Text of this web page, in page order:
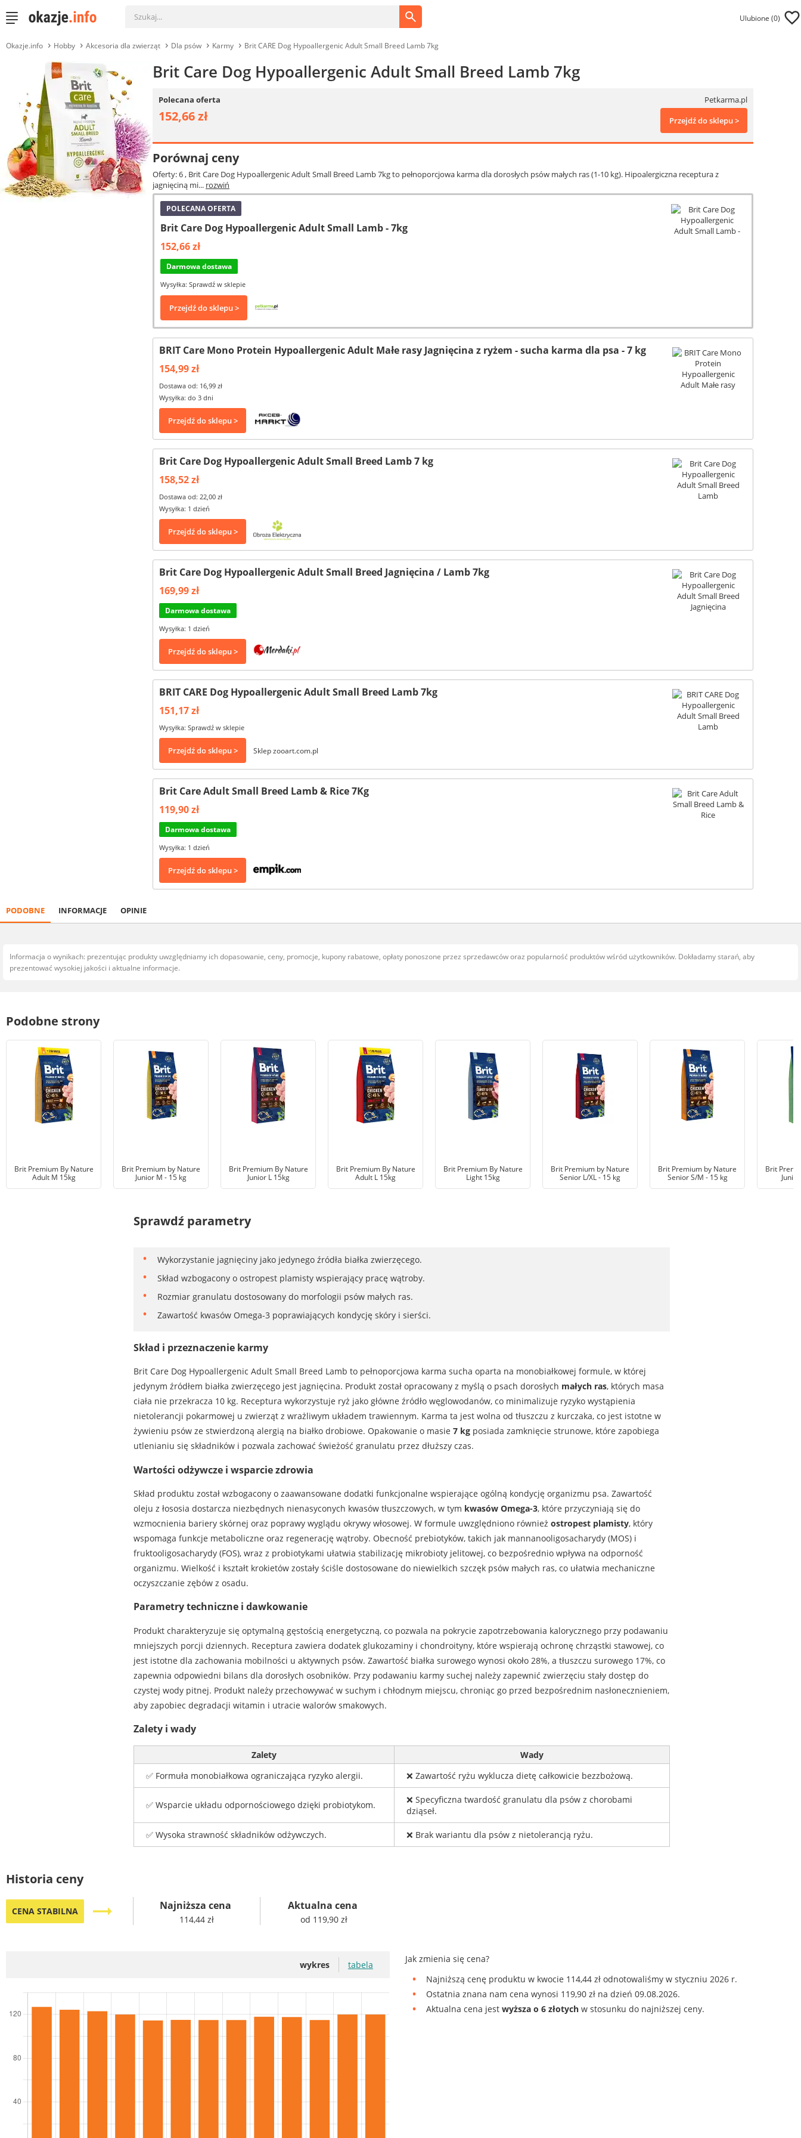
Ulubione (0)
Okazje.info Hobby Akcesoria dla zwierząt Dla psów Karmy Brit CARE Dog Hypoallergenic Adult Small Breed Lamb 7kg
Brit Care Dog Hypoallergenic Adult Small Breed Lamb 7kg
Polecana oferta Petkarma.pl
152,66 zł Przejdź do sklepu >
Porównaj ceny
Oferty: 6, Brit Care Dog Hypoallergenic Adult Small Breed Lamb 7kg to pełnoporcjowa karma dla dorosłych psów małych ras (1-10 kg). Hipoalergiczna receptura z
jagnięciną mi... rozwiń
POLECANA OFERTA
Brit Care Dog Hypoallergenic Adult Small Lamb - 7kg
152,66 zł
Darmowa dostawa
Wysyłka: Sprawdź w sklepie
Przejdź do sklepu >
BRIT Care Mono Protein Hypoallergenic Adult Małe rasy Jagnięcina z ryżem - sucha karma dla psa - 7 kg
154,99 zł
Dostawa od: 16,99 zł
Wysyłka: do 3 dni
Przejdź do sklepu >
Brit Care Dog Hypoallergenic Adult Small Breed Lamb 7 kg
158,52 zł
Dostawa od: 22,00 zł
Wysyłka: 1 dzień
Przejdź do sklepu >
Brit Care Dog Hypoallergenic Adult Small Breed Jagnięcina / Lamb 7kg
169,99 zł
Darmowa dostawa
Wysyłka: 1 dzień
Przejdź do sklepu >
BRIT CARE Dog Hypoallergenic Adult Small Breed Lamb 7kg
151,17 zł
Wysyłka: Sprawdź w sklepie
Przejdź do sklepu > Sklep zooart.com.pl
Brit Care Adult Small Breed Lamb & Rice 7Kg
119,90 zł
Darmowa dostawa
Wysyłka: 1 dzień
Przejdź do sklepu >
PODOBNE INFORMACJE OPINIE
Informacja o wynikach: prezentując produkty uwzględniamy ich dopasowanie, ceny, promocje, kupony rabatowe, opłaty ponoszone przez sprzedawców oraz popularność produktów wśród użytkowników. Dokładamy starań, aby
prezentować wysokiej jakości i aktualne informacje.
Podobne strony
Brit Premium By Nature
Adult M 15kg
Brit Premium by Nature
Junior M - 15 kg
Brit Premium By Nature
Junior L 15kg
Brit Premium By Nature
Adult L 15kg
Brit Premium By Nature
Light 15kg
Brit Premium by Nature
Senior L/XL - 15 kg
Brit Premium by Nature
Senior S/M - 15 kg
Brit
Sprawdź parametry
Wykorzystanie jagnięciny jako jedynego źródła białka zwierzęcego.
Skład wzbogacony o ostropest plamisty wspierający pracę wątroby.
Rozmiar granulatu dostosowany do morfologii psów małych ras.
Zawartość kwasów Omega-3 poprawiających kondycję skóry i sierści.
Skład i przeznaczenie karmy
Brit Care Dog Hypoallergenic Adult Small Breed Lamb to pełnoporcjowa karma sucha oparta na monobiałkowej formule, w której
jedynym źródłem białka zwierzęcego jest jagnięcina. Produkt został opracowany z myślą o psach dorosłych małych ras, których masa
ciała nie przekracza 10 kg. Receptura wykorzystuje ryż jako główne źródło węglowodanów, co minimalizuje ryzyko wystąpienia
nietolerancji pokarmowej u zwierząt z wrażliwym układem trawiennym. Karma ta jest wolna od tłuszczu z kurczaka, co jest istotne w
żywieniu psów ze stwierdzoną alergią na białko drobiowe. Opakowanie o masie 7 kgposiada zamknięcie strunowe, które zapobiega
utlenianiu się składników i pozwala zachować świeżość granulatu przez dłuższy czas.
Wartości odżywcze i wsparcie zdrowia
Skład produktu został wzbogacony o zaawansowane dodatki funkcjonalne wspierające ogólną kondycję organizmu psa. Zawartość
oleju z łososia dostarcza niezbędnych nienasyconych kwasów tłuszczowych, w tym kwasów Omega-3, które przyczyniają się do
wzmocnienia bariery skórnej oraz poprawy wyglądu okrywy włosowej. W formule uwzględniono również ostropest plamisty, który
wspomaga funkcje metaboliczne oraz regenerację wątroby. Obecność prebiotyków, takich jak mannanooligosacharydy (MOS) i
fruktooligosacharydy (FOS), wraz z probiotykami ułatwia stabilizację mikrobioty jelitowej, co bezpośrednio wpływa na odporność
organizmu. Wielkość i kształt krokietów zostały ściśle dostosowane do niewielkich szczęk psów małych ras, co ułatwia mechaniczne
oczyszczanie zębów z osadu.
Parametry techniczne i dawkowanie
Produkt charakteryzuje się optymalną gęstością energetyczną, co pozwala na pokrycie zapotrzebowania kalorycznego przy podawaniu
mniejszych porcji dziennych. Receptura zawiera dodatek glukozaminy i chondroityny, które wspierają ochronę chrząstki stawowej, co
jest istotne dla zachowania mobilności u aktywnych psów. Zawartość białka surowego wynosi około 28%, a tłuszczu surowego 17%, co
zapewnia odpowiedni bilans dla dorosłych osobników. Przy podawaniu karmy suchej należy zapewnić zwierzęciu stały dostęp do
czystej wody pitnej. Produkt należy przechowywać w suchym i chłodnym miejscu, chroniąc go przed bezpośrednim nasłonecznieniem,
aby zapobiec degradacji witamin i utracie walorów smakowych.
Zalety i wady
Zalety
Wady
✅ Formuła monobiałkowa ograniczająca ryzyko alergii.
❌ Zawartość ryżu wyklucza dietę całkowicie bezzbożową.
✅ Wsparcie układu odpornościowego dzięki probiotykom.
❌ Specyficzna twardość granulatu dla psów z chorobami
dziąseł.
✅ Wysoka strawność składników odżywczych. ❌ Brak wariantu dla psów z nietolerancją ryżu.
Historia ceny
CENA STABILNA trending_flat Najniższa cena
114,44 zł
Aktualna cena
od 119,90 zł
wykres tabela
Jak zmienia się cena?
Najniższą cenę produktu w kwocie 114,44 zł odnotowaliśmy w styczniu 2026 r.
Ostatnia znana nam cena wynosi 119,90 zł na dzień 09.08.2026.
Aktualna cena jestwyższa o 6 złotych w stosunku do najniższej ceny.